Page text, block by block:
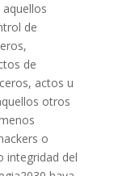
de
de
actos u
otros
o
integridad del